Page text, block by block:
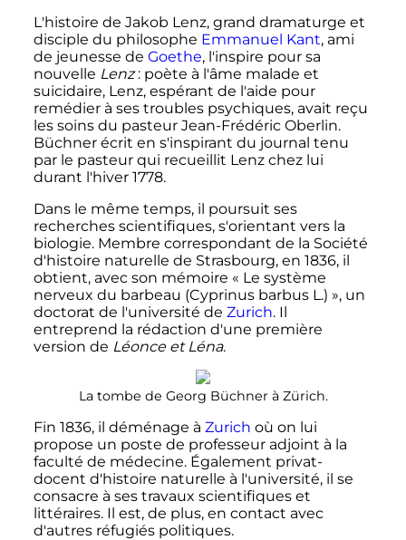
L'histoire de Jakob Lenz, grand dramaturge et
disciple du philosophe Emmanuel Kant, ami
de jeunesse de Goethe, l'inspire pour sa
nouvelle Lenz : poète à l'âme malade et
suicidaire, Lenz, espérant de l'aide pour
remédier à ses troubles psychiques, avait reçu
les soins du pasteur Jean-Frédéric Oberlin.
Büchner écrit en s'inspirant du journal tenu
par le pasteur qui recueillit Lenz chez lui
durant l'hiver 1778.
Dans le même temps, il poursuit ses
recherches scientifiques, s'orientant vers la
biologie. Membre correspondant de la Société
d'histoire naturelle de Strasbourg, en 1836, il
obtient, avec son mémoire « Le système
nerveux du barbeau (Cyprinus barbus L.) », un
doctorat de l'université de Zurich. Il
entreprend la rédaction d'une première
version de Léonce et Léna.
La tombe de Georg Büchner à Zürich.
Fin 1836, il déménage à Zurich où on lui
propose un poste de professeur adjoint à la
faculté de médecine. Également privat-
docent d'histoire naturelle à l'université, il se
consacre à ses travaux scientifiques et
littéraires. Il est, de plus, en contact avec
d'autres réfugiés politiques.